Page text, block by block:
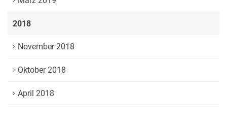
2018
November 2018
Oktober 2018
April 2018